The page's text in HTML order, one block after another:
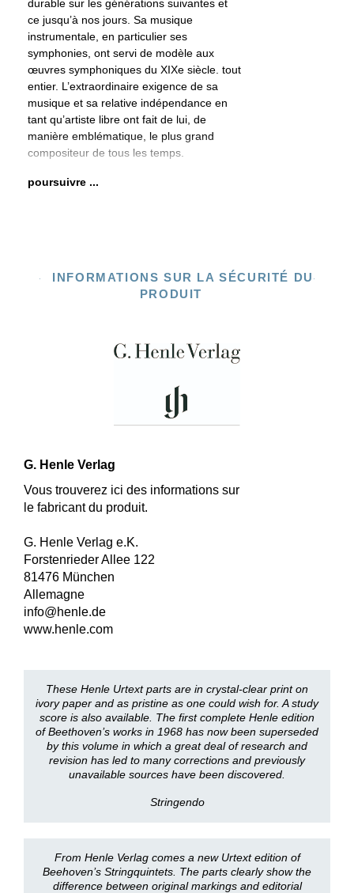
durable sur les générations suivantes et
ce jusqu’à nos jours. Sa musique
instrumentale, en particulier ses
symphonies, ont servi de modèle aux
œuvres symphoniques du XIXe siècle. tout
entier. L’extraordinaire exigence de sa
musique et sa relative indépendance en
tant qu’artiste libre ont fait de lui, de
manière emblématique, le plus grand
compositeur de tous les temps.
poursuivre ...
INFORMATIONS SUR LA SÉCURITÉ DU
PRODUIT
G. Henle Verlag
Vous trouverez ici des informations sur
le fabricant du produit.
G. Henle Verlag e.K.
Forstenrieder Allee 122
81476 München
Allemagne
info@henle.de
www.henle.com
These Henle Urtext parts are in crystal-clear print on
ivory paper and as pristine as one could wish for. A study
score is also available. The first complete Henle edition
of Beethoven’s works in 1968 has now been superseded
by this volume in which a great deal of research and
revision has led to many corrections and previously
unavailable sources have been discovered.
Stringendo
From Henle Verlag comes a new Urtext edition of
Beehoven’s Stringquintets. The parts clearly show the
difference between original markings and editorial